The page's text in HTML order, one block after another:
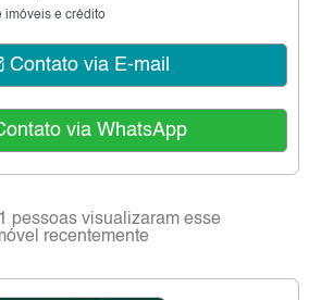
imóveis e crédito
Contato via E-mail
via WhatsApp
pessoas visualizaram esse
recentemente